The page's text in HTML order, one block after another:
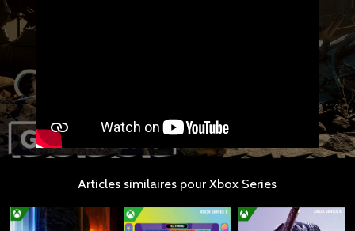
Articles similaires pour Xbox Series